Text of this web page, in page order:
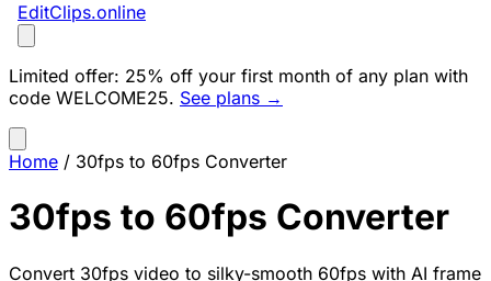
EditClips.online
Limited offer: 25% off your first month of any plan with
code WELCOME25. See plans →
Home / 30fps to 60fps Converter
30fps to 60fps Converter
Convert 30fps video to silky-smooth 60fps with AI frame